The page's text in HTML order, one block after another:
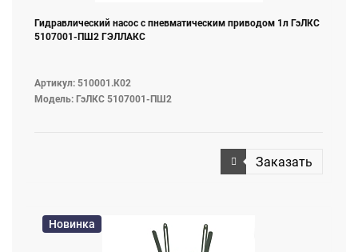
Гидравлический насос с пневматическим приводом 1л ГэЛКС
5107001-ПШ2 ГЭЛЛАКС
Артикул: 510001.К02
Модель: ГэЛКС 5107001-ПШ2
Заказать
Новинка